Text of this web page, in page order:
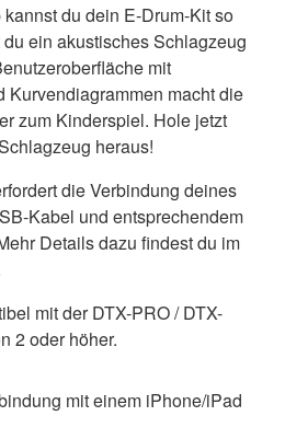
du dein E-Drum-Kit so
ein akustisches Schlagzeug
mit
Kurvendiagrammen macht die
zum Kinderspiel. Hole jetzt
heraus!
die Verbindung deines
Kabel und entsprechendem
Details dazu findest du im
mit der DTX-PRO / DTX-
2 oder höher.
mit einem iPhone/iPad